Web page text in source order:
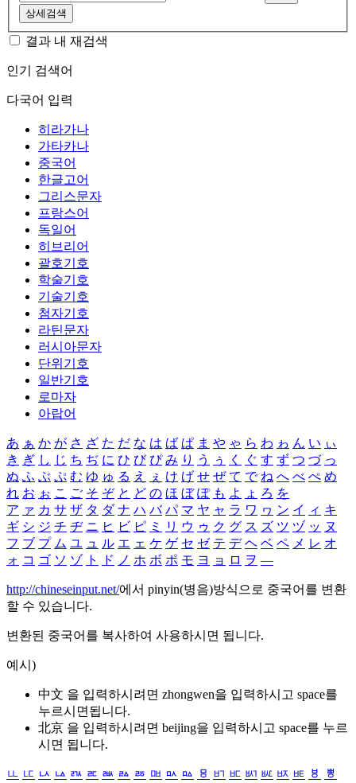
상세검색
결과 내 재검색
인기 검색어
다국어 입력
히라가나
가타카나
중국어
한글고어
그리스문자
프랑스어
독일어
히브리어
괄호기호
학술기호
기술기호
첨자기호
라틴문자
러시아문자
단위기호
일반기호
로마자
아랍어
あ ぁ か が さ ざ た だ な は ば ぱ ま や ゃ ら わ ゎ ん い ぃ
き ぎ し じ ち ぢ に ひ び ぴ み り う ぅ く ぐ す ず つ づ っ
ぬ ふ ぶ ぷ む ゆ ゅ る え ぇ け げ せ ぜ て で ね へ べ ぺ め
れ お ぉ こ ご そ ぞ と ど の ほ ぼ ぽ も よ ょ ろ を
ア ァ カ サ ザ タ ダ ナ ハ バ パ マ ヤ ャ ラ ワ ヮ ン イ ィ キ
ギ シ ジ チ ヂ ニ ヒ ビ ピ ミ リ ウ ゥ ク グ ス ズ ツ ヅ ッ ヌ
フ ブ プ ム ユ ュ ル エ ェ ケ ゲ セ ゼ テ デ ヘ ベ ペ メ レ オ
ォ コ ゴ ソ ゾ ト ド ノ ホ ボ ポ モ ヨ ョ ロ ヲ ―
http://chineseinput.net/에서 pinyin(병음)방식으로 중국어를 변환
할 수 있습니다.
변환된 중국어를 복사하여 사용하시면 됩니다.
예시)
中文 을 입력하시려면 zhongwen을 입력하시고 space를
누르시면됩니다.
北京 을 입력하시려면 beijing을 입력하시고 space를 누르
시면 됩니다.
ㅥ ㅦ ㅧ ㅨ ㅩ ㅪ ㅫ ㅬ ㅭ ㅮ ㅯ ㅰ ㅱ ㅲ ㅳ ㅴ ㅵ ㅶ ㅷ ㅸ
ㅹ